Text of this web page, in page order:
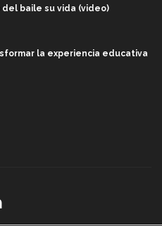
del baile su vida (video)
la experiencia educativa